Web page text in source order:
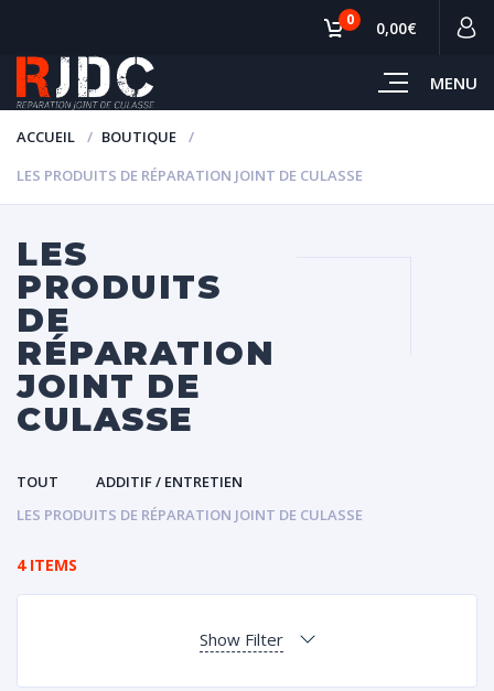
MENU
0 0,00€
ACCUEIL
BOUTIQUE
LES PRODUITS DE RÉPARATION JOINT DE CULASSE
LES
PRODUITS
DE
RÉPARATION
JOINT DE
CULASSE
TOUT
ADDITIF / ENTRETIEN
LES PRODUITS DE RÉPARATION JOINT DE CULASSE
4 ITEMS
Show Filter